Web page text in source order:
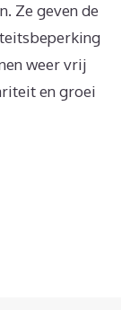
Ze geven de
weer vrij
en groei